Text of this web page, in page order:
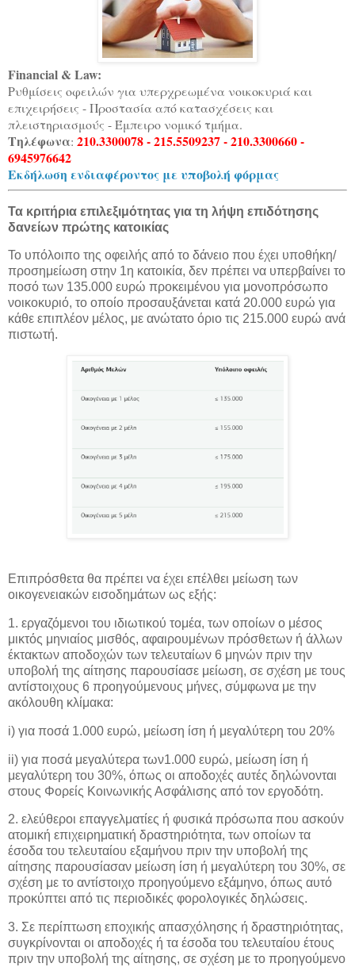
Financial & Law:
Ρυθμίσεις οφειλών για υπερχρεωμένα νοικοκυριά και
επιχειρήσεις - Προστασία από κατασχέσεις και
πλειστηριασμούς - Έμπειρο νομικό τμήμα.
Τηλέφωνα: 210.3300078 - 215.5509237 - 210.3300660 -
6945976642
Εκδήλωση ενδιαφέροντος με υποβολή φόρμας
Τα κριτήρια επιλεξιμότητας για τη λήψη επιδότησης
δανείων πρώτης κατοικίας
Το υπόλοιπο της οφειλής από το δάνειο που έχει υποθήκη/
προσημείωση στην 1η κατοικία, δεν πρέπει να υπερβαίνει το
ποσό των 135.000 ευρώ προκειμένου για μονοπρόσωπο
νοικοκυριό, το οποίο προσαυξάνεται κατά 20.000 ευρώ για
κάθε επιπλέον μέλος, με ανώτατο όριο τις 215.000 ευρώ ανά
πιστωτή.
Επιπρόσθετα θα πρέπει να έχει επέλθει μείωση των
οικογενειακών εισοδημάτων ως εξής:
1. εργαζόμενοι του ιδιωτικού τομέα, των οποίων ο μέσος
μικτός μηνιαίος μισθός, αφαιρουμένων πρόσθετων ή άλλων
έκτακτων αποδοχών των τελευταίων 6 μηνών πριν την
υποβολή της αίτησης παρουσίασε μείωση, σε σχέση με τους
αντίστοιχους 6 προηγούμενους μήνες, σύμφωνα με την
ακόλουθη κλίμακα:
i) για ποσά 1.000 ευρώ, μείωση ίση ή μεγαλύτερη του 20%
ii) για ποσά μεγαλύτερα των1.000 ευρώ, μείωση ίση ή
μεγαλύτερη του 30%, όπως οι αποδοχές αυτές δηλώνονται
στους Φορείς Κοινωνικής Ασφάλισης από τον εργοδότη.
2. ελεύθεροι επαγγελματίες ή φυσικά πρόσωπα που ασκούν
ατομική επιχειρηματική δραστηριότητα, των οποίων τα
έσοδα του τελευταίου εξαμήνου πριν την υποβολή της
αίτησης παρουσίασαν μείωση ίση ή μεγαλύτερη του 30%, σε
σχέση με το αντίστοιχο προηγούμενο εξάμηνο, όπως αυτό
προκύπτει από τις περιοδικές φορολογικές δηλώσεις.
3. Σε περίπτωση εποχικής απασχόλησης ή δραστηριότητας,
συγκρίνονται οι αποδοχές ή τα έσοδα του τελευταίου έτους
πριν την υποβολή της αίτησης, σε σχέση με το προηγούμενο